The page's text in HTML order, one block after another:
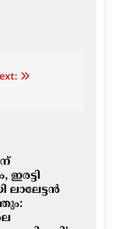
ഇരട്ടി
ലാലേട്ടൻ